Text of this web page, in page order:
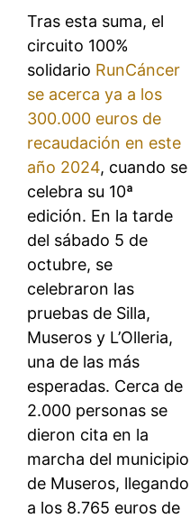
Tras esta suma, el
circuito 100%
solidario RunCáncer
se acerca ya a los
300.000 euros de
recaudación en este
año 2024, cuando se
celebra su 10ª
edición. En la tarde
del sábado 5 de
octubre, se
celebraron las
pruebas de Silla,
Museros y L’Olleria,
una de las más
esperadas. Cerca de
2.000 personas se
dieron cita en la
marcha del municipio
de Museros, llegando
a los 8.765 euros de